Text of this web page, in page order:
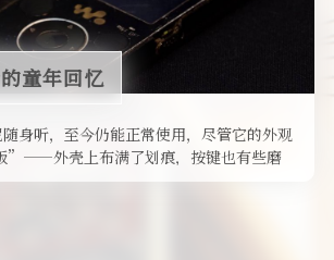
童年回忆
身听，至今仍能正常使用，尽管它的外观
”——外壳上布满了划痕，按键也有些磨
边缘还裂开了一道 …